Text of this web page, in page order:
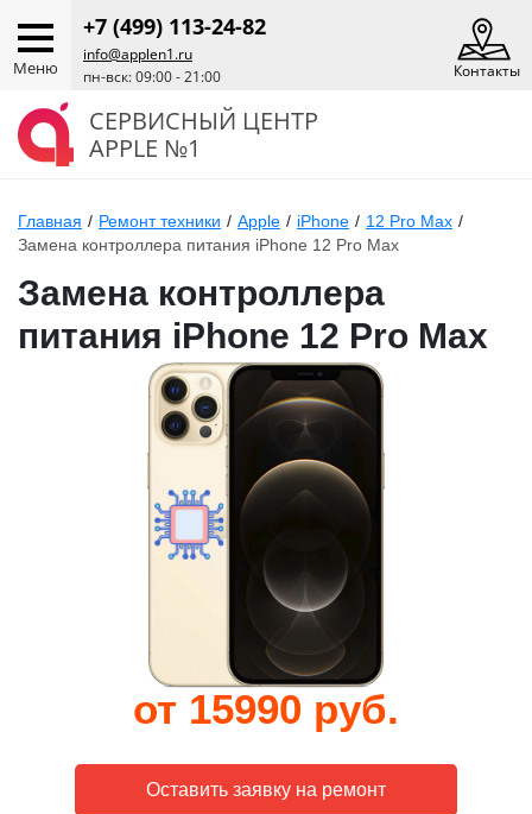
Меню
+7 (499) 113-24-82
info@applen1.ru
пн-вск: 09:00 - 21:00
Контакты
СЕРВИСНЫЙ ЦЕНТР
APPLE №1
Главная / Ремонт техники / Apple / iPhone / 12 Pro Max /
Замена контроллера питания iPhone 12 Pro Max
Замена контроллера
питания iPhone 12 Pro Max
от 15990 руб.